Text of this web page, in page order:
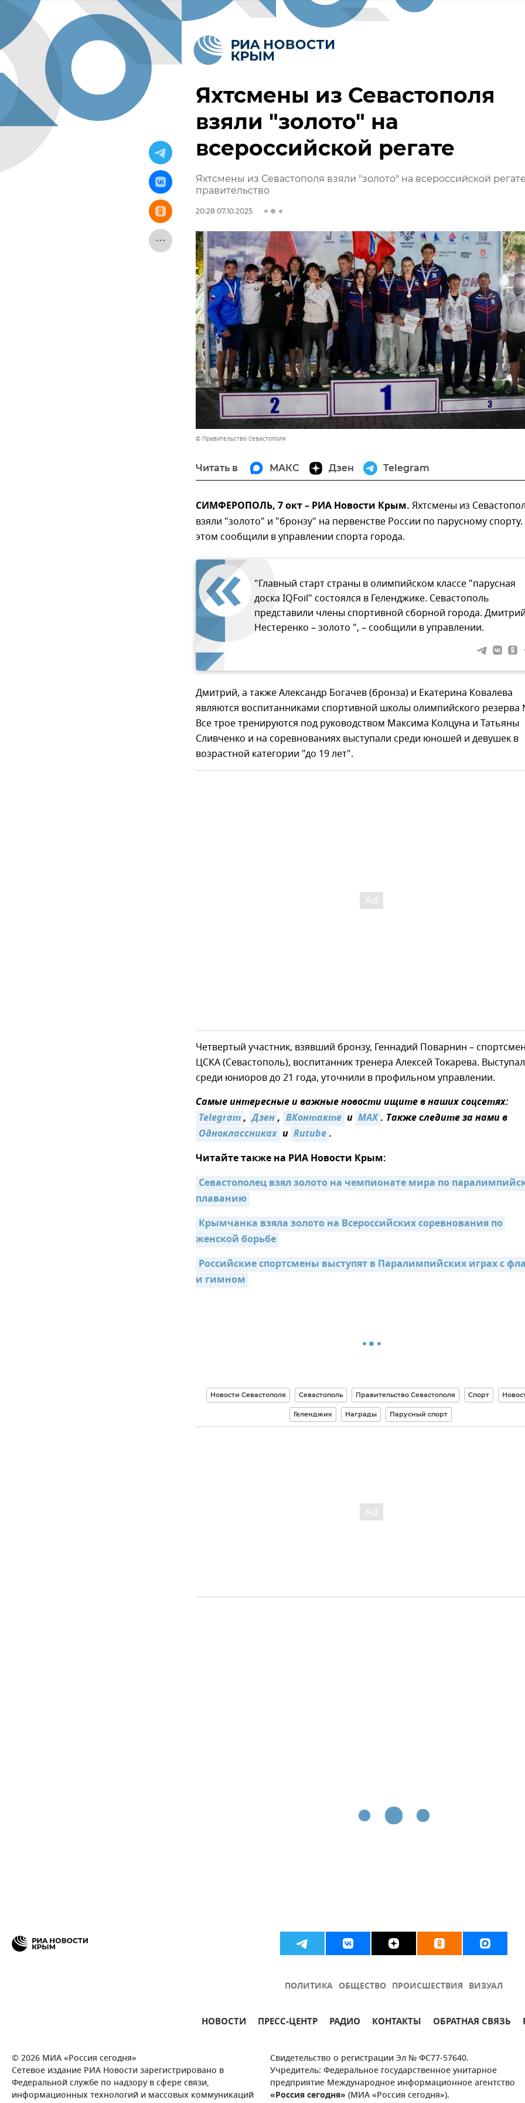
Яхтсмены из Севастополя
взяли "золото" на
всероссийской регате
Яхтсмены из Севастополя взяли "золото" на всероссийской
правительство
20:28 07.10.2025
© Правительство Севастополя
Читать в МАКС Дзен Telegram
СИМФЕРОПОЛЬ, 7 окт – РИА Новости Крым. Яхтсмены из
взяли "золото" и "бронзу" на первенстве России по парусному
этом сообщили в управлении спорта города.
"Главный старт страны в олимпийском классе "парусная
доска IQFoil" состоялся в Геленджике. Севастополь
представили члены спортивной сборной города.
Нестеренко – золото ", – сообщили в управлении.
Дмитрий, а также Александр Богачев (бронза) и Екатерина Ковалева
являются воспитанниками спортивной школы олимпийского резерва
Все трое тренируются под руководством Максима Колцуна и Татьяны
Сливченко и на соревнованиях выступали среди юношей и девушек в
возрастной категории "до 19 лет".
Четвертый участник, взявший бронзу, Геннадий Поварнин –
ЦСКА (Севастополь), воспитанник тренера Алексей Токарева.
среди юниоров до 21 года, уточнили в профильном управлении.
Самые интересные и важные новости ищите в наших соцсетях:
Telegram, Дзен, ВКонтакте и MAX. Также следите за нами в
Одноклассниках и Rutube.
Читайте также на РИА Новости Крым:
Севастополец взял золото на чемпионате мира по
плаванию
Крымчанка взяла золото на Всероссийских соревнования по
женской борьбе
Российские спортсмены выступят в Паралимпийских играх с
и гимном
Новости Севастополя Севастополь Правительство Севастополя Спорт
Геленджик Награды Парусный спорт
ПОЛИТИКА ОБЩЕСТВО ПРОИСШЕСТВИЯ ВИЗУАЛ
НОВОСТИ ПРЕСС-ЦЕНТР РАДИО КОНТАКТЫ ОБРАТНАЯ СВЯЗЬ
© 2026 МИА «Россия сегодня»
Сетевое издание РИА Новости зарегистрировано в
Федеральной службе по надзору в сфере связи,
информационных технологий и массовых коммуникаций
Свидетельство о регистрации Эл № ФС77-57640.
Учредитель: Федеральное государственное унитарное
предприятие Международное информационное агентство
«Россия сегодня» (МИА «Россия сегодня»).